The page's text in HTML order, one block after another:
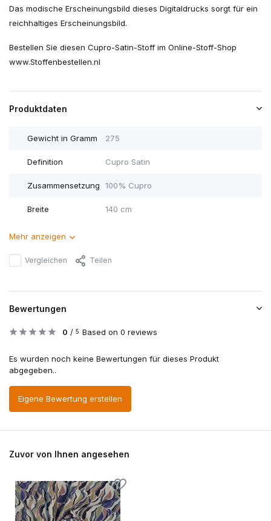
Das modische Erscheinungsbild dieses Digitaldrucks sorgt für ein
reichhaltiges Erscheinungsbild.
Bestellen Sie diesen Cupro-Satin-Stoff im Online-Stoff-Shop
www.Stoffenbestellen.nl
Produktdaten
Gewicht in Gramm 275
Definition Cupro Satin
Zusammensetzung 100% Cupro
Breite 140 cm
Mehr anzeigen
Vergleichen Teilen
Bewertungen
0 / 5 Based on 0 reviews
Es wurden noch keine Bewertungen für dieses Produkt
abgegeben..
Eigene Bewertung erstellen
Zuvor von Ihnen angesehen